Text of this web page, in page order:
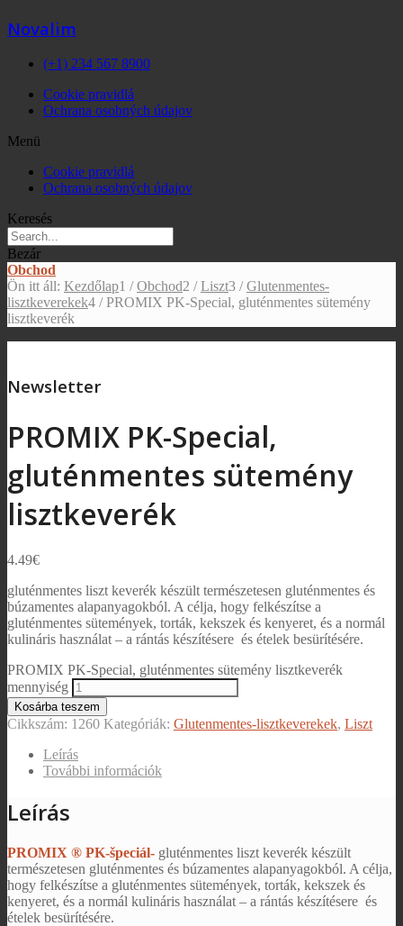
Novalim
(+1) 234 567 8900
Cookie pravidlá
Ochrana osobných údajov
Menü
Cookie pravidlá
Ochrana osobných údajov
Keresés
Bezár
Obchod
Ön itt áll: Kezdőlap1 / Obchod2 / Liszt3 / Glutenmentes-
lisztkeverekek4 / PROMIX PK-Special, gluténmentes sütemény
lisztkeverék
Newsletter
PROMIX PK-Special,
gluténmentes sütemény
lisztkeverék
4.49€
gluténmentes liszt keverék készült természetesen gluténmentes és
búzamentes alapanyagokból. A célja, hogy felkészítse a
gluténmentes sütemények, torták, kekszek és kenyeret, és a normál
kulináris használat – a rántás készítésere és ételek besürítésére.
PROMIX PK-Special, gluténmentes sütemény lisztkeverék
mennyiség
Kosárba teszem
Cikkszám: 1260 Kategóriák: Glutenmentes-lisztkeverekek, Liszt
Leírás
További információk
Leírás
PROMIX ® PK-špeciál- gluténmentes liszt keverék készült
természetesen gluténmentes és búzamentes alapanyagokból. A célja,
hogy felkészítse a gluténmentes sütemények, torták, kekszek és
kenyeret, és a normál kulináris használat – a rántás készítésere és
ételek besürítésére.